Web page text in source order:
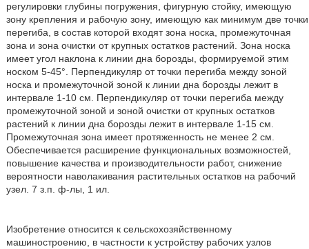
регулировки глубины погружения, фигурную стойку, имеющую
зону крепления и рабочую зону, имеющую как минимум две точки
перегиба, в состав которой входят зона носка, промежуточная
зона и зона очистки от крупных остатков растений. Зона носка
имеет угол наклона к линии дна борозды, формируемой этим
носком 5-45°. Перпендикуляр от точки перегиба между зоной
носка и промежуточной зоной к линии дна борозды лежит в
интервале 1-10 см. Перпендикуляр от точки перегиба между
промежуточной зоной и зоной очистки от крупных остатков
растений к линии дна борозды лежит в интервале 1-15 см.
Промежуточная зона имеет протяженность не менее 2 см.
Обеспечивается расширение функциональных возможностей,
повышение качества и производительности работ, снижение
вероятности наволакивания растительных остатков на рабочий
узел. 7 з.п. ф-лы, 1 ил.
Изобретение относится к сельскохозяйственному
машиностроению, в частности к устройству рабочих узлов